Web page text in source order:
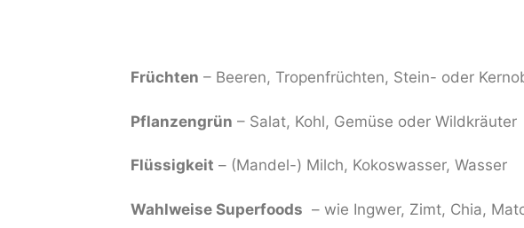
Früchten – Beeren, Tropenfrüchten, Stein- oder
Pflanzengrün – Salat, Kohl, Gemüse oder Wildkräuter
Flüssigkeit – (Mandel-) Milch, Kokoswasser, Wasser
Wahlweise Superfoods – wie Ingwer, Zimt, Chia,